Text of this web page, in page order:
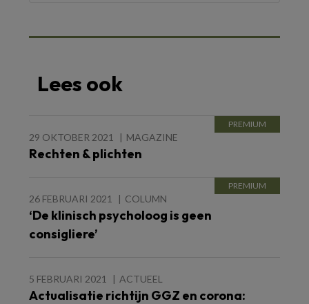
Lees ook
29 OKTOBER 2021 MAGAZINE
Rechten & plichten
26 FEBRUARI 2021 COLUMN
‘De klinisch psycholoog is geen
consigliere’
5 FEBRUARI 2021 ACTUEEL
Actualisatie richtijn GGZ en corona: